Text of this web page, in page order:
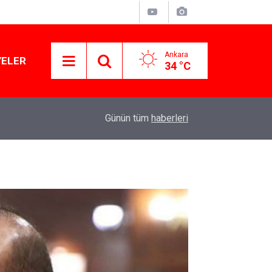
Ankara
34 °C
Yusuf Tekin açıkladı: YKS değişecek mi?
Günün tüm haberleri